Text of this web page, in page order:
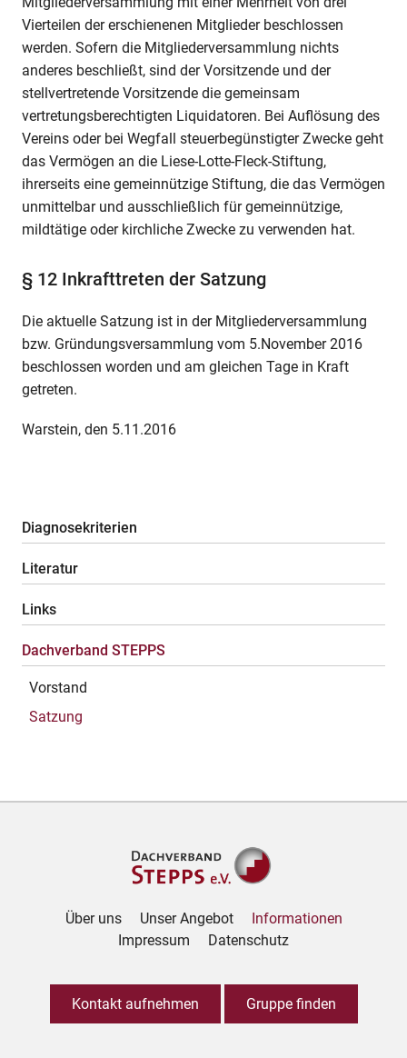
Vierteilen der erschienenen Mitglieder beschlossen
werden. Sofern die Mitgliederversammlung nichts
anderes beschließt, sind der Vorsitzende und der
stellvertretende Vorsitzende die gemeinsam
vertretungsberechtigten Liquidatoren. Bei Auflösung des
Vereins oder bei Wegfall steuerbegünstigter Zwecke geht
das Vermögen an die Liese-Lotte-Fleck-Stiftung,
ihrerseits eine gemeinnützige Stiftung, die das Vermögen
unmittelbar und ausschließlich für gemeinnützige,
mildtätige oder kirchliche Zwecke zu verwenden hat.
§ 12 Inkrafttreten der Satzung
Die aktuelle Satzung ist in der Mitgliederversammlung
bzw. Gründungsversammlung vom 5.November 2016
beschlossen worden und am gleichen Tage in Kraft
getreten.
Warstein, den 5.11.2016
Diagnosekriterien
Literatur
Links
Dachverband STEPPS
Vorstand
Satzung
Über uns Unser Angebot
Informationen
Impressum
Datenschutz
Kontakt aufnehmen Gruppe finden